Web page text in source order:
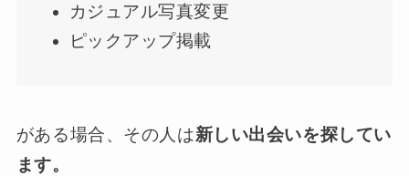
カジュアル写真変更
ピックアップ掲載
がある場合、その人は新しい出会いを探してい
ます。